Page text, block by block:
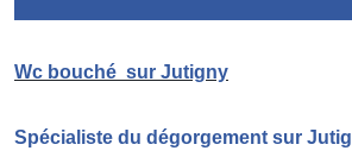
Wc bouché sur Jutigny
Spécialiste du dégorgement sur